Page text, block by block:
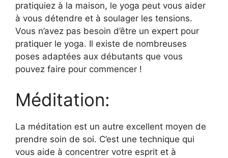
pratiquiez à la maison, le yoga peut vous aider
à vous détendre et à soulager les tensions.
Vous n’avez pas besoin d’être un expert pour
pratiquer le yoga. Il existe de nombreuses
poses adaptées aux débutants que vous
pouvez faire pour commencer !
Méditation:
La méditation est un autre excellent moyen de
prendre soin de soi. C’est une technique qui
vous aide à concentrer votre esprit et à